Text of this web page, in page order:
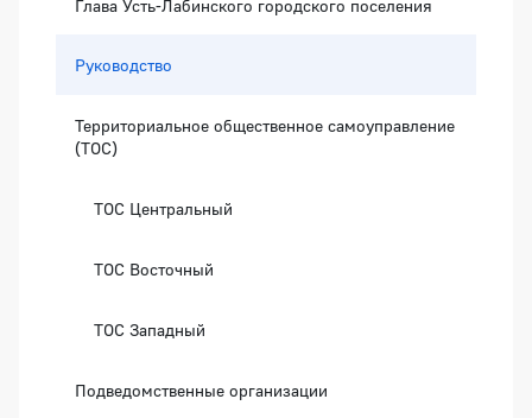
Глава Усть-Лабинского городского поселения
Руководство
Территориальное общественное самоуправление
(ТОС)
ТОС Центральный
ТОС Восточный
ТОС Западный
Подведомственные организации